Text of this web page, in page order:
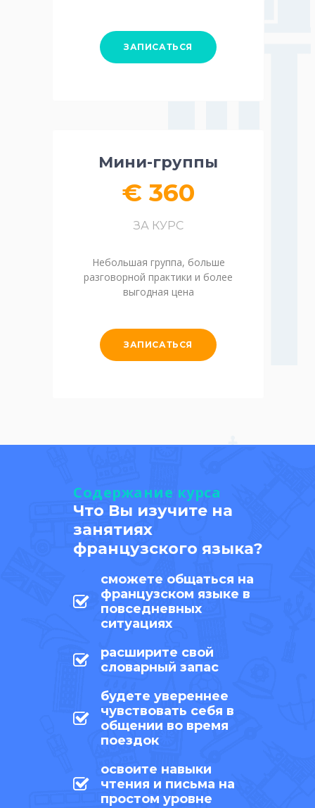
ЗАПИСАТЬСЯ
Мини-группы
€ 360
ЗА КУРС
Небольшая группа, больше
разговорной практики и более
выгодная цена
ЗАПИСАТЬСЯ
Содержание курса
Что Вы изучите на
занятиях
французского языка?
сможете общаться на
французском языке в
повседневных
ситуациях
расширите свой
словарный запас
будете увереннее
чувствовать себя в
общении во время
поездок
освоите навыки
чтения и письма на
простом уровне